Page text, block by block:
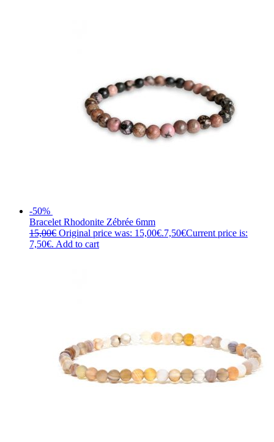
-50%
Bracelet Rhodonite Zébrée 6mm
15,00€ Original price was: 15,00€.7,50€Current price is:
7,50€. Add to cart